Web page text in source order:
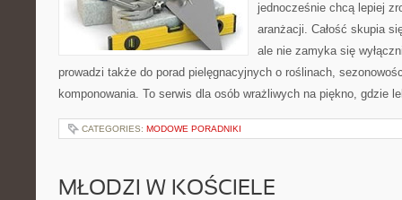
jednocześnie chcą lepiej
aranżacji. Całość skupia
ale nie zamyka się
prowadzi także do porad pielęgnacyjnych o roślinach,
komponowania. To serwis dla osób wrażliwych na piękno, gdzie
CATEGORIES: MODOWE PORADNIKI
MŁODZI W KOŚCIELE